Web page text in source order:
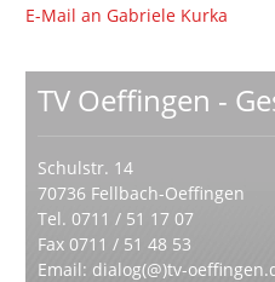
E-Mail an Gabriele Kurka
TV Oeffingen -
Schulstr. 14
70736 Fellbach-Oeffingen
Tel. 0711 / 51 17 07
Fax 0711 / 51 48 53
Email: dialog(@)tv-